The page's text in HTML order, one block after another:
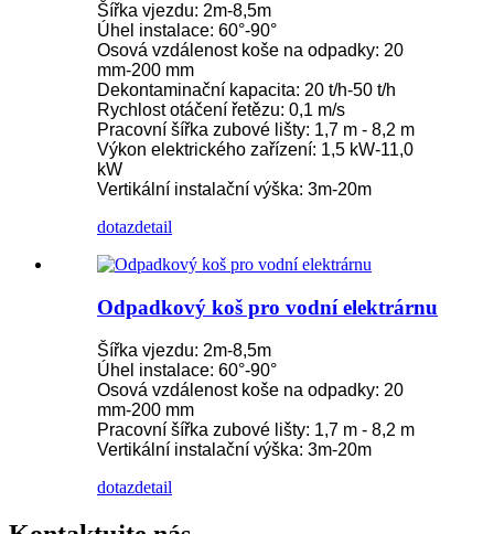
Šířka vjezdu: 2m-8,5m
Úhel instalace: 60°-90°
Osová vzdálenost koše na odpadky: 20
mm-200 mm
Dekontaminační kapacita: 20 t/h-50 t/h
Rychlost otáčení řetězu: 0,1 m/s
Pracovní šířka zubové lišty: 1,7 m - 8,2 m
Výkon elektrického zařízení: 1,5 kW-11,0
kW
Vertikální instalační výška: 3m-20m
dotazdetail
Odpadkový koš pro vodní elektrárnu
Šířka vjezdu: 2m-8,5m
Úhel instalace: 60°-90°
Osová vzdálenost koše na odpadky: 20
mm-200 mm
Pracovní šířka zubové lišty: 1,7 m - 8,2 m
Vertikální instalační výška: 3m-20m
dotazdetail